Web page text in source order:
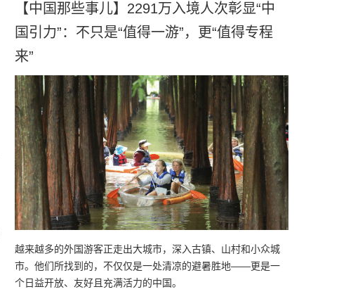
【中国那些事儿】2291万入境人次彰显“中
国引力”：不只是“值得一游”，更“值得专程
来”
越来越多的外国游客正走出大城市，深入古镇、山村和小众城
市。他们所找到的，不仅仅是一处清凉的避暑胜地——更是一
个日益开放、友好且充满活力的中国。